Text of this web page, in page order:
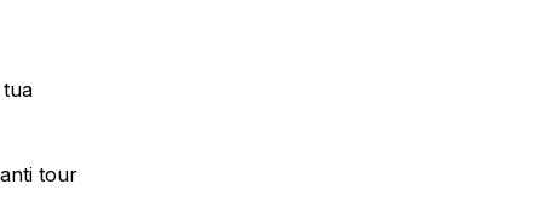
tour